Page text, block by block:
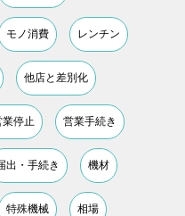
モノ消費 レンチン
他店と差別化
業停止 営業手続き
出・手続き 機材
特殊機械 相場